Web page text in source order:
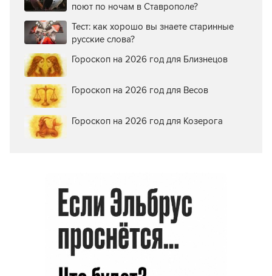
поют по ночам в Ставрополе?
Тест: как хорошо вы знаете старинные
русские слова?
Гороскоп на 2026 год для Близнецов
Гороскоп на 2026 год для Весов
Гороскоп на 2026 год для Козерога